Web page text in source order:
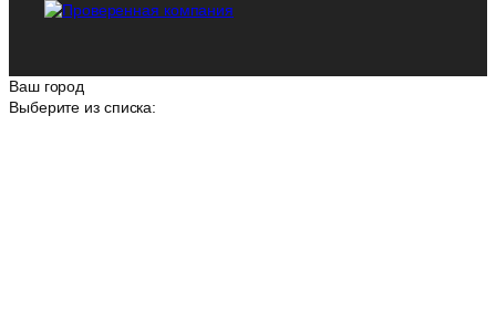
Ваш город
Выберите из списка: